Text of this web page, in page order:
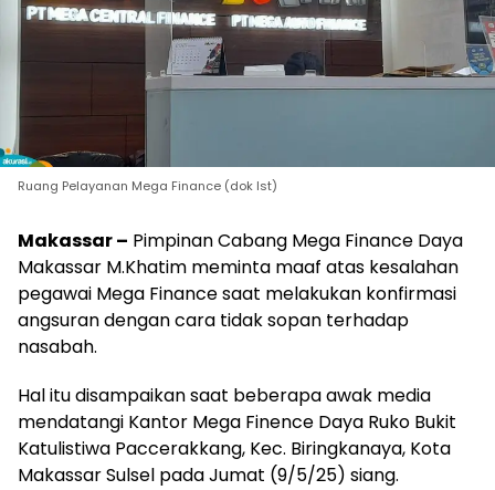
Ruang Pelayanan Mega Finance (dok Ist)
Makassar – Pimpinan Cabang Mega Finance Daya
Makassar M.Khatim meminta maaf atas kesalahan
pegawai Mega Finance saat melakukan konfirmasi
angsuran dengan cara tidak sopan terhadap
nasabah.
Hal itu disampaikan saat beberapa awak media
mendatangi Kantor Mega Finence Daya Ruko Bukit
Katulistiwa Paccerakkang, Kec. Biringkanaya, Kota
Makassar Sulsel pada Jumat (9/5/25) siang.